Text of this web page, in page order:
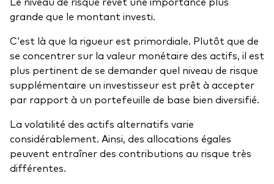
grande que le montant investi.
C'est là que la rigueur est primordiale. Plutôt que de
se concentrer sur la valeur monétaire des actifs, il est
plus pertinent de se demander quel niveau de risque
supplémentaire un investisseur est prêt à accepter
par rapport à un portefeuille de base bien diversifié.
La volatilité des actifs alternatifs varie
considérablement. Ainsi, des allocations égales
peuvent entraîner des contributions au risque très
différentes.